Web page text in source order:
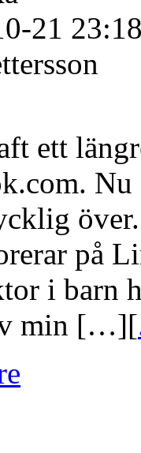
21 23:18
ett
på
i barn
min […][